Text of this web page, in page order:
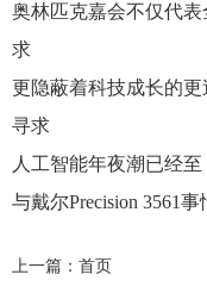
奥林匹克嘉会不仅代
求
更隐蔽着科技成长的
寻求
人工智能年夜潮已经
与戴尔Precision 3561
上一篇：首页